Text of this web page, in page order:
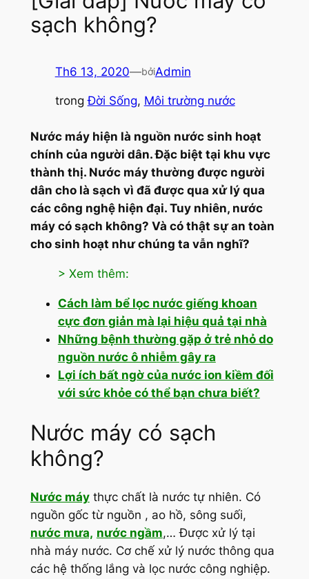
sạch không?
Th6 13, 2020—bởiAdmin
trongĐời Sống, Môi trường nước
Nước máy hiện là nguồn nước sinh hoạt
chính của người dân. Đặc biệt tại khu vực
thành thị. Nước máy thường được người
dân cho là sạch vì đã được qua xử lý qua
các công nghệ hiện đại. Tuy nhiên, nước
máy có sạch không? Và có thật sự an toàn
cho sinh hoạt như chúng ta vẫn nghĩ?
> Xem thêm:
Cách làm bể lọc nước giếng khoan
cực đơn giản mà lại hiệu quả tại nhà
Những bệnh thường gặp ở trẻ nhỏ do
nguồn nước ô nhiễm gây ra
Lợi ích bất ngờ của nước ion kiềm đối
với sức khỏe có thể bạn chưa biết?
Nước máy có sạch
không?
Nước máythực chất là nước tự nhiên. Có
nguồn gốc từ nguồn , ao hồ, sông suối,
nước mưa, nước ngầm,… Được xử lý tại
nhà máy nước. Cơ chế xử lý nước thông qua
các hệ thống lắng và lọc nước công nghiệp.